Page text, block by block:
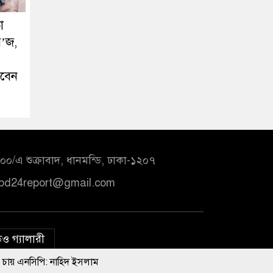
এ শুক্রাবাদ, ধানমন্ডি, ঢাকা-১২০৭
গ্যালারী
ইসলাম